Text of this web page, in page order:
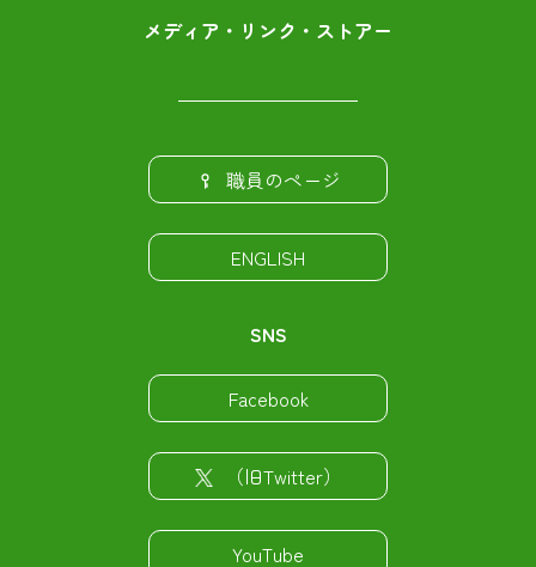
メディア・リンク・ストアー
職員のページ
ENGLISH
SNS
Facebook
（旧Twitter）
YouTube